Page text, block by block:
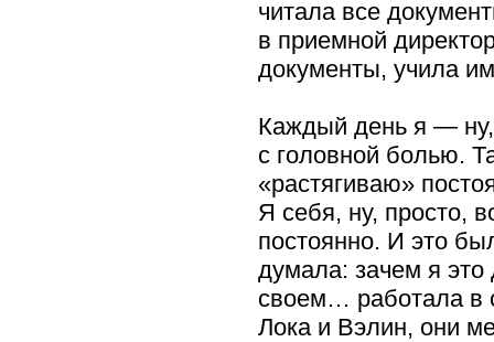
читала все
в приемной
документы, учила
Каждый день я —
с головной болью.
«растягиваю»
Я себя, ну, просто,
постоянно. И это
думала: зачем я
своем… работала в
Лока и Вэлин, они